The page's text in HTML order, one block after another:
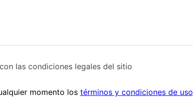
las condiciones legales del sitio
momento los términos y condiciones de uso